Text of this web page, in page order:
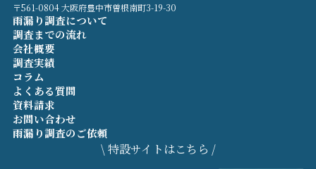
〒561-0804 大阪府豊中市曽根南町3-19-30
雨漏り調査について
調査までの流れ
会社概要
調査実績
コラム
よくある質問
資料請求
お問い合わせ
雨漏り調査のご依頼
\ 特設サイトはこちら /